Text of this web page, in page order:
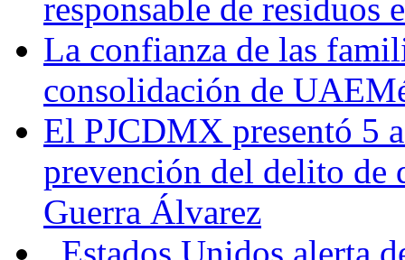
responsable de residuos
La confianza de las
consolidación de
El PJCDMX presentó 5
prevención del delito de
Guerra Álvarez